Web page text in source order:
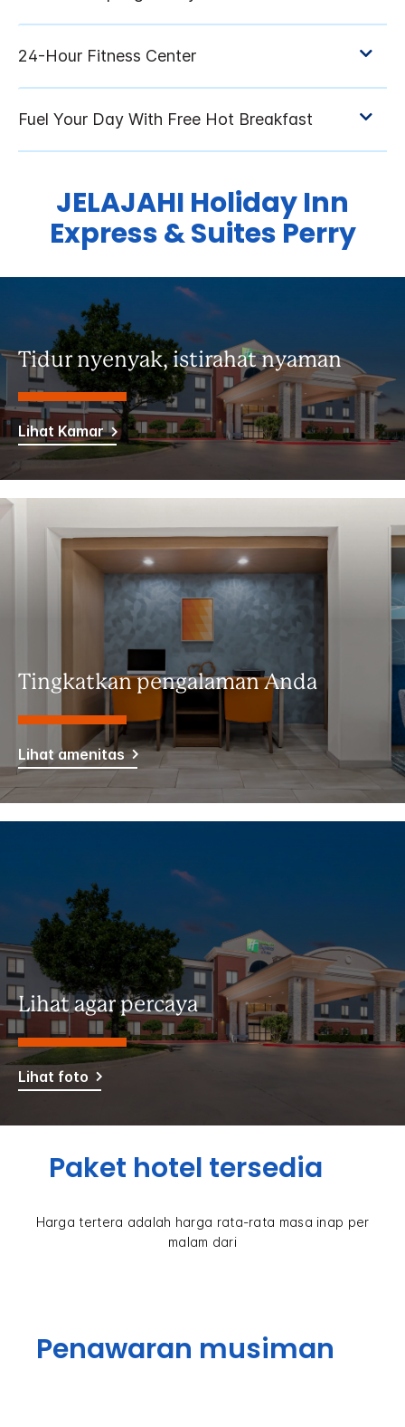
JELAJAHI Holiday Inn
Express & Suites Perry
Tidur nyenyak, istirahat nyaman
Lihat Kamar
Tingkatkan pengalaman Anda
Lihat amenitas
Lihat agar percaya
Lihat foto
Paket hotel tersedia
Harga tertera adalah harga rata-rata masa inap per
malam dari
Penawaran musiman